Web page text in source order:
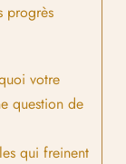
progrès
votre
question de
qui freinent